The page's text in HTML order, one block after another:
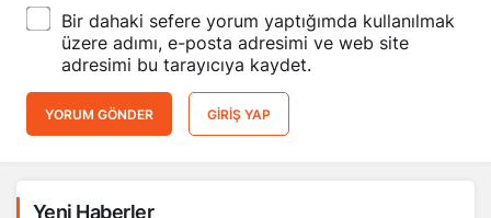
Bir dahaki sefere yorum yaptığımda kullanılmak
üzere adımı, e-posta adresimi ve web site
adresimi bu tarayıcıya kaydet.
YORUM GÖNDER GIRIŞ YAP
Yeni Haberler